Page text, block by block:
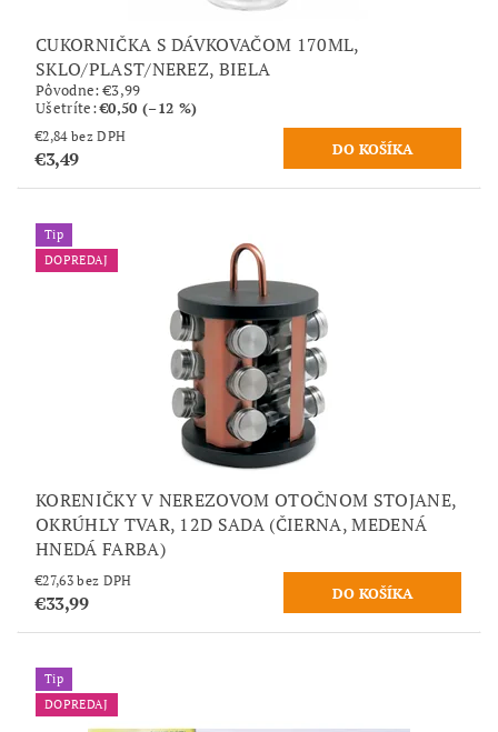
CUKORNIČKA S DÁVKOVAČOM 170ML,
SKLO/PLAST/NEREZ, BIELA
Pôvodne:€3,99
Ušetríte:€0,50 (–12 %)
€2,84 bez DPH
€3,49
Tip
DOPREDAJ
KORENIČKY V NEREZOVOM OTOČNOM STOJANE,
OKRÚHLY TVAR, 12D SADA (ČIERNA, MEDENÁ
HNEDÁ FARBA)
€27,63 bez DPH
€33,99
Tip
DOPREDAJ